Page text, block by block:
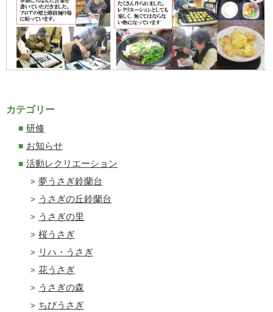
カテゴリー
研修
お知らせ
活動レクリエーション
夢うさぎ鈴蘭台
うさぎの丘鈴蘭台
うさぎの里
桜うさぎ
リハ・うさぎ
花うさぎ
うさぎの森
ちびうさぎ